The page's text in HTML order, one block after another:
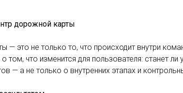
дорожной карты
— это не только то, что происходит внутри
том, что изменится для пользователя: станет
— а не только о внутренних этапах и